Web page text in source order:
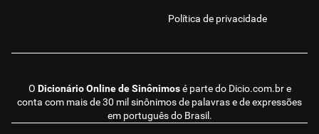
O Dicionário Online de Sinônimosé parte do Dicio.com.bre
conta com mais de 30 mil sinônimos de palavras e de expressões
em português do Brasil.
Política de privacidade